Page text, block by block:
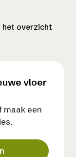
het overzicht
vloer
maak een